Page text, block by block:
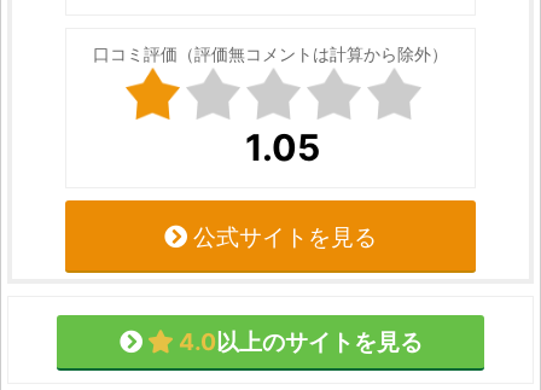
口コミ評価（評価無コメントは計算から除外）
1.05
公式サイトを見る
4.0以上のサイトを見る